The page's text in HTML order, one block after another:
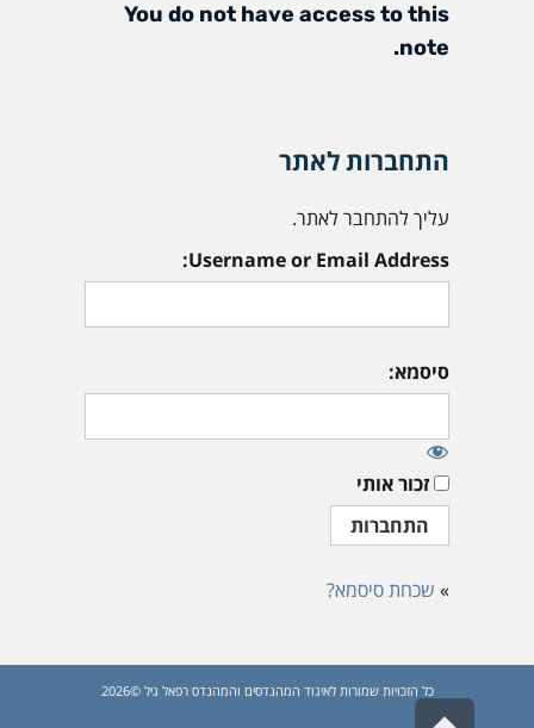
You do not have access to this
note.
התחברות לאתר
עליך להתחבר לאתר.
Username or Email Address:
סיסמא:
זכור אותי
» שכחת סיסמא?
כל הזכויות שמורות לאיגוד המהנדסים והמהנדס רפאל גיל ©2026